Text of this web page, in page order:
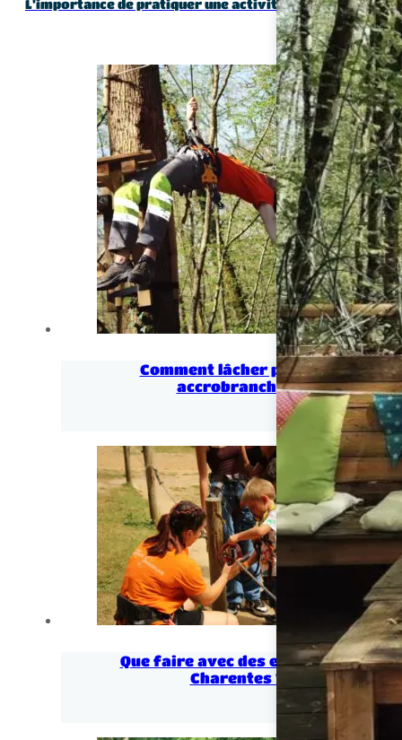
L’importance de pratiquer une activité physique
Comment lâcher prise en
accrobranche ?
Que faire avec des enfants en
Charentes ?